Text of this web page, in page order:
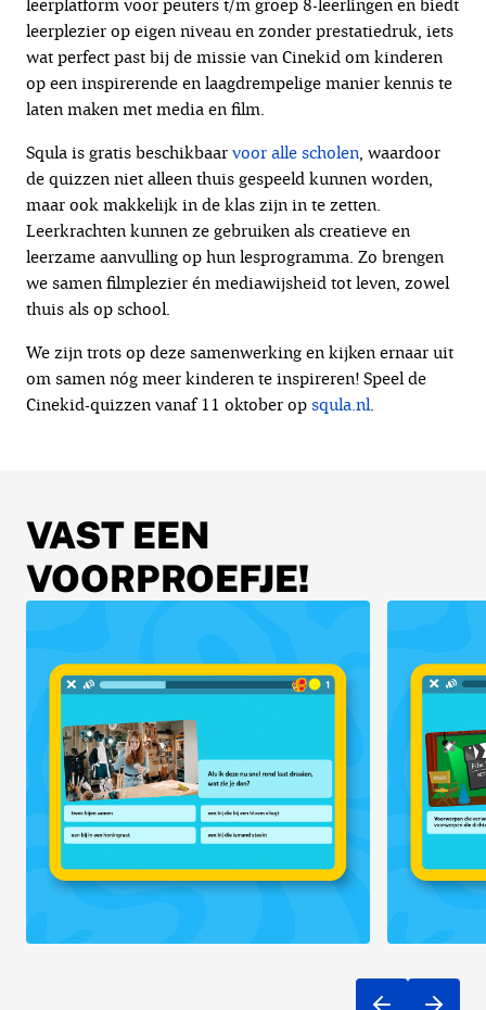
leerplezier op eigen niveau en zonder prestatiedruk, iets
wat perfect past bij de missie van Cinekid om kinderen
op een inspirerende en laagdrempelige manier kennis te
laten maken met media en film.
Squla is gratis beschikbaarvoor alle scholen, waardoor
de quizzen niet alleen thuis gespeeld kunnen worden,
maar ook makkelijk in de klas zijn in te zetten.
Leerkrachten kunnen ze gebruiken als creatieve en
leerzame aanvulling op hun lesprogramma. Zo brengen
we samen filmplezier én mediawijsheid tot leven, zowel
thuis als op school.
We zijn trots op deze samenwerking en kijken ernaar uit
om samen nóg meer kinderen te inspireren! Speel de
Cinekid-quizzen vanaf 11 oktober opsqula.nl.
VAST EEN
VOORPROEFJE!